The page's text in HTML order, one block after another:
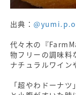
出典：
代々木の『
物フリーの調味料
ナチュラルワイン
「超やわドーナ